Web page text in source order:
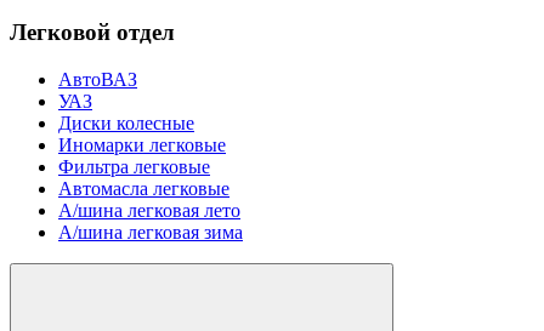
Легковой отдел
АвтоВАЗ
УАЗ
Диски колесные
Иномарки легковые
Фильтра легковые
Автомасла легковые
А/шина легковая лето
А/шина легковая зима